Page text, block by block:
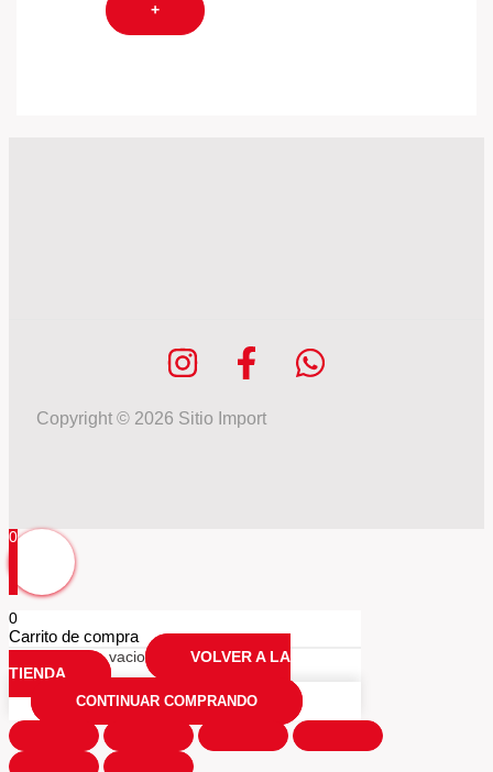
+
Copyright © 2026 Sitio Import
0
0
Carrito de compra
Tu carrio esta vacio
VOLVER A LA
TIENDA
CONTINUAR COMPRANDO